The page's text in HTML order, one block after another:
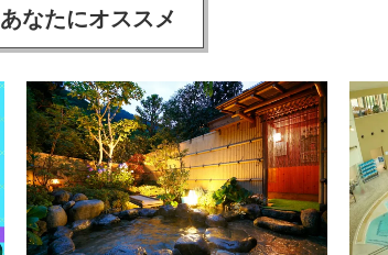
あなたにオススメ